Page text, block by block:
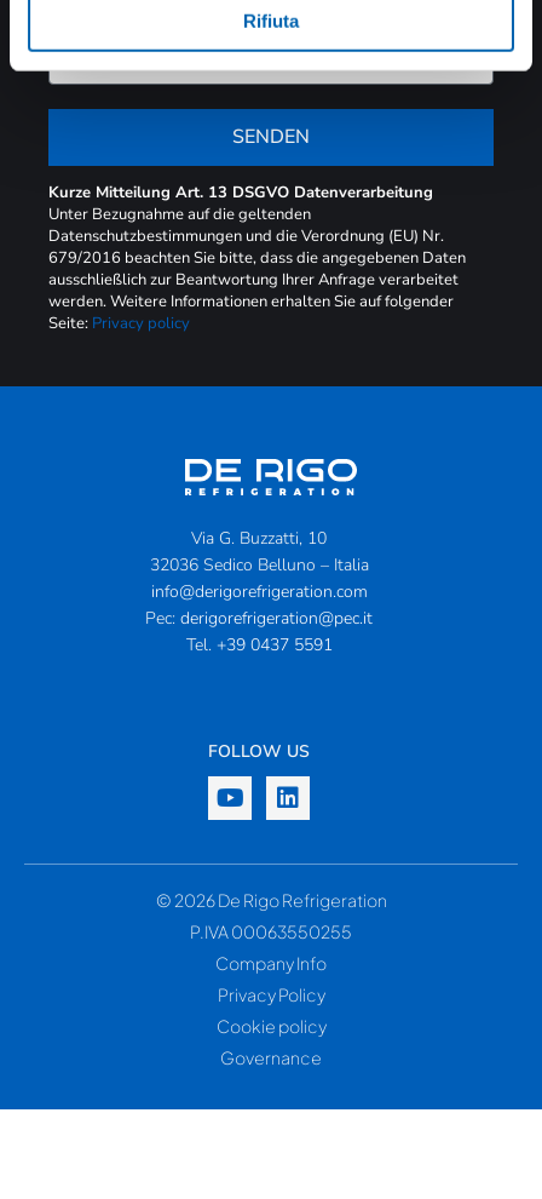
Rifiuta
SENDEN
Kurze Mitteilung Art. 13 DSGVO Datenverarbeitung
Unter Bezugnahme auf die geltenden
Datenschutzbestimmungen und die Verordnung (EU) Nr.
679/2016 beachten Sie bitte, dass die angegebenen Daten
ausschließlich zur Beantwortung Ihrer Anfrage verarbeitet
werden. Weitere Informationen erhalten Sie auf folgender
Seite: Privacy policy
Via G. Buzzatti, 10
32036 Sedico Belluno – Italia
info@derigorefrigeration.com
Pec: derigorefrigeration@pec.it
Tel. +39 0437 5591
FOLLOW US
© 2026 De Rigo Refrigeration
P.IVA 00063550255
Company Info
Privacy Policy
Cookie policy
Governance